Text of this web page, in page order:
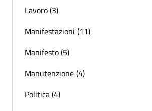
Lavoro (3)
Manifestazioni (11)
Manifesto (5)
Manutenzione (4)
Politica (4)